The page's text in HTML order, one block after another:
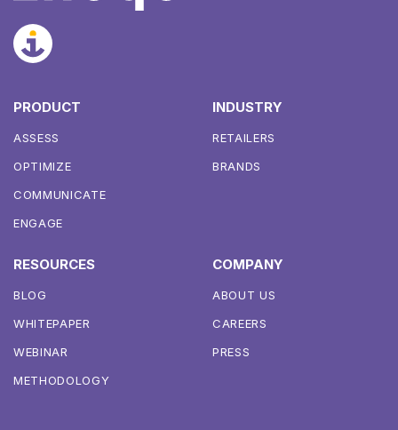
PRODUCT
ASSESS
OPTIMIZE
COMMUNICATE
ENGAGE
INDUSTRY
RETAILERS
BRANDS
RESOURCES
BLOG
WHITEPAPER
WEBINAR
METHODOLOGY
COMPANY
ABOUT US
CAREERS
PRESS